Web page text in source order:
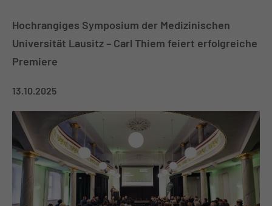
Hochrangiges Symposium der Medizinischen
Universität Lausitz – Carl Thiem feiert erfolgreiche
Premiere
13.10.2025